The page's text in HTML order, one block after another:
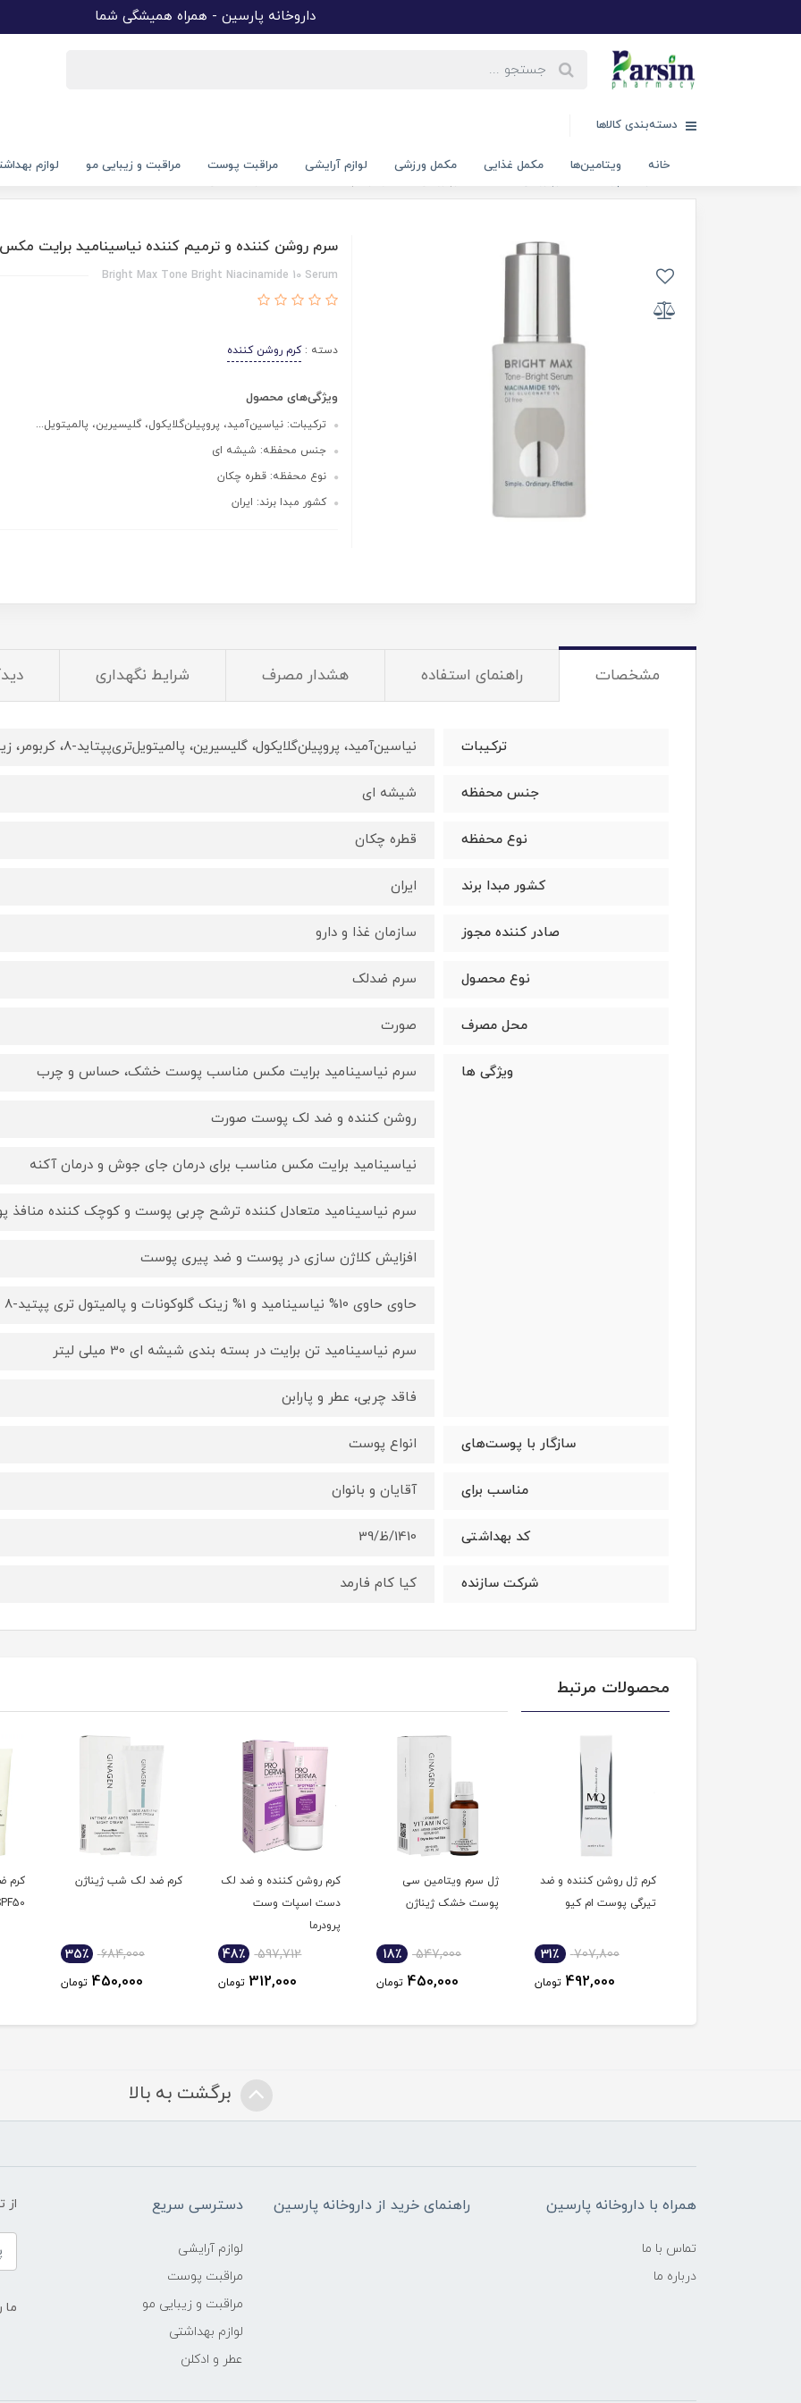
داروخانه پارسین - همراه همیشگی شما
دسته‌بندی کالاها
خانه ویتامین‌ها مکمل غذایی مکمل ورزشی لوازم آرایشی مراقبت پوست مراقبت و زیبایی مو لوازم
سرم روشن کننده و ترمیم کننده نیاسینامید برایت
Bright Max Tone Bright Niacinamide 10 Serum
دسته :کرم روشن کننده
ویژگی‌های محصول
ترکیبات: نیاسین‌آمید، پروپیلن‌گلایکول، گلیسیرین، پالمیتویل‌...
جنس محفظه: شیشه ای
نوع محفظه: قطره چکان
کشور مبدا برند: ایران
مشخصات راهنمای استفاده هشدار مصرف شرایط نگهداری
ترکیبات نیاسین‌آمید، پروپیلن‌گلایکول، گلیسیرین، پالمیتویل‌تری‌پپتاید-8، کربومر، زینک گلوکونات، کلرفنزین، فنوکسی اتانول
جنس محفظه شیشه ای
نوع محفظه قطره چکان
کشور مبدا برند ایران
صادر کننده مجوز سازمان غذا و دارو
نوع محصول سرم ضدلک
محل مصرف صورت
ویژگی ها سرم نیاسینامید برایت مکس مناسب پوست خشک، حساس و چرب
روشن کننده و ضد لک پوست صورت
نیاسینامید برایت مکس مناسب برای درمان جای جوش و درمان آکنه
سرم نیاسینامید متعادل کننده ترشح چربی پوست و کوچک کننده منافذ
افزایش کلاژن سازی در پوست و ضد پیری پوست
حاوی حاوی 10% نیاسینامید و 1% زینک گلوکونات و پالمیتول تری پپتید-8
سرم نیاسینامید تن برایت در بسته بندی شیشه ای 30 میلی لیتر
فاقد چربی، عطر و پارابن
سازگار با پوست‌‌های انواع پوست
مناسب برای آقایان و بانوان
کد بهداشتی 1410/ظ/39
شرکت سازنده کیا کام فارمد
محصولات مرتبط
کرم ژل روشن کننده و ضد
تیرگی پوست ام کیو
707,800 31٪
492,000 تومان
ژل سرم ویتامین سی
پوست خشک ژیناژن
547,000 18٪
450,000 تومان
کرم روشن کننده و ضد لک
دست اسپات وست
پرودرما
597,712 48٪
312,000 تومان
کرم ضد لک شب ژیناژن
684,000 35٪
450,000 تومان
کرم
برگشت به بالا
همراه با داروخانه پارسین
تماس با ما
درباره ما
راهنمای خرید از داروخانه پارسین دسترسی سریع
لوازم آرایشی
مراقبت پوست
مراقبت و زیبایی مو
لوازم بهداشتی
عطر و ادکلن
از
ما